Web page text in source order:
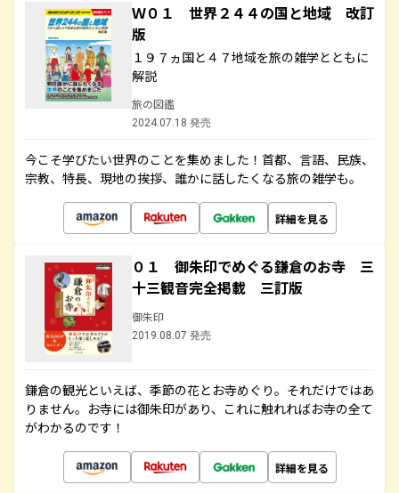
Ｗ０１ 世界２４４の国と地域 改訂
版
１９７ヵ国と４７地域を旅の雑学とともに
解説
旅の図鑑
2024.07.18 発売
今こそ学びたい世界のことを集めました！首都、言語、民族、
宗教、特長、現地の挨拶、誰かに話したくなる旅の雑学も。
詳細を見る
０１ 御朱印でめぐる鎌倉のお寺 三
十三観音完全掲載 三訂版
御朱印
2019.08.07 発売
鎌倉の観光といえば、季節の花とお寺めぐり。それだけではあ
りません。お寺には御朱印があり、これに触れればお寺の全て
がわかるのです！
詳細を見る